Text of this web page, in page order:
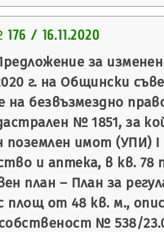
176 / 16.11.2020
за
г. на Общински
на безвъзмездно
№ 1851, за
поземлен имот (УПИ)
и аптека, в кв. 78
план – План за
площ от 48 кв. м.,
№ 538/